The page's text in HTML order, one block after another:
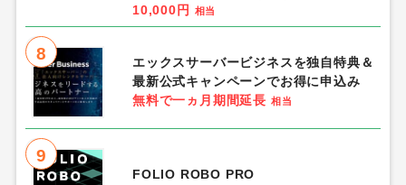
10,000円
相当
8
エックスサーバービジネスを独自特典＆
最新公式キャンペーンでお得に申込み
無料で一ヵ月期間延長 相当
9
FOLIO ROBO PRO